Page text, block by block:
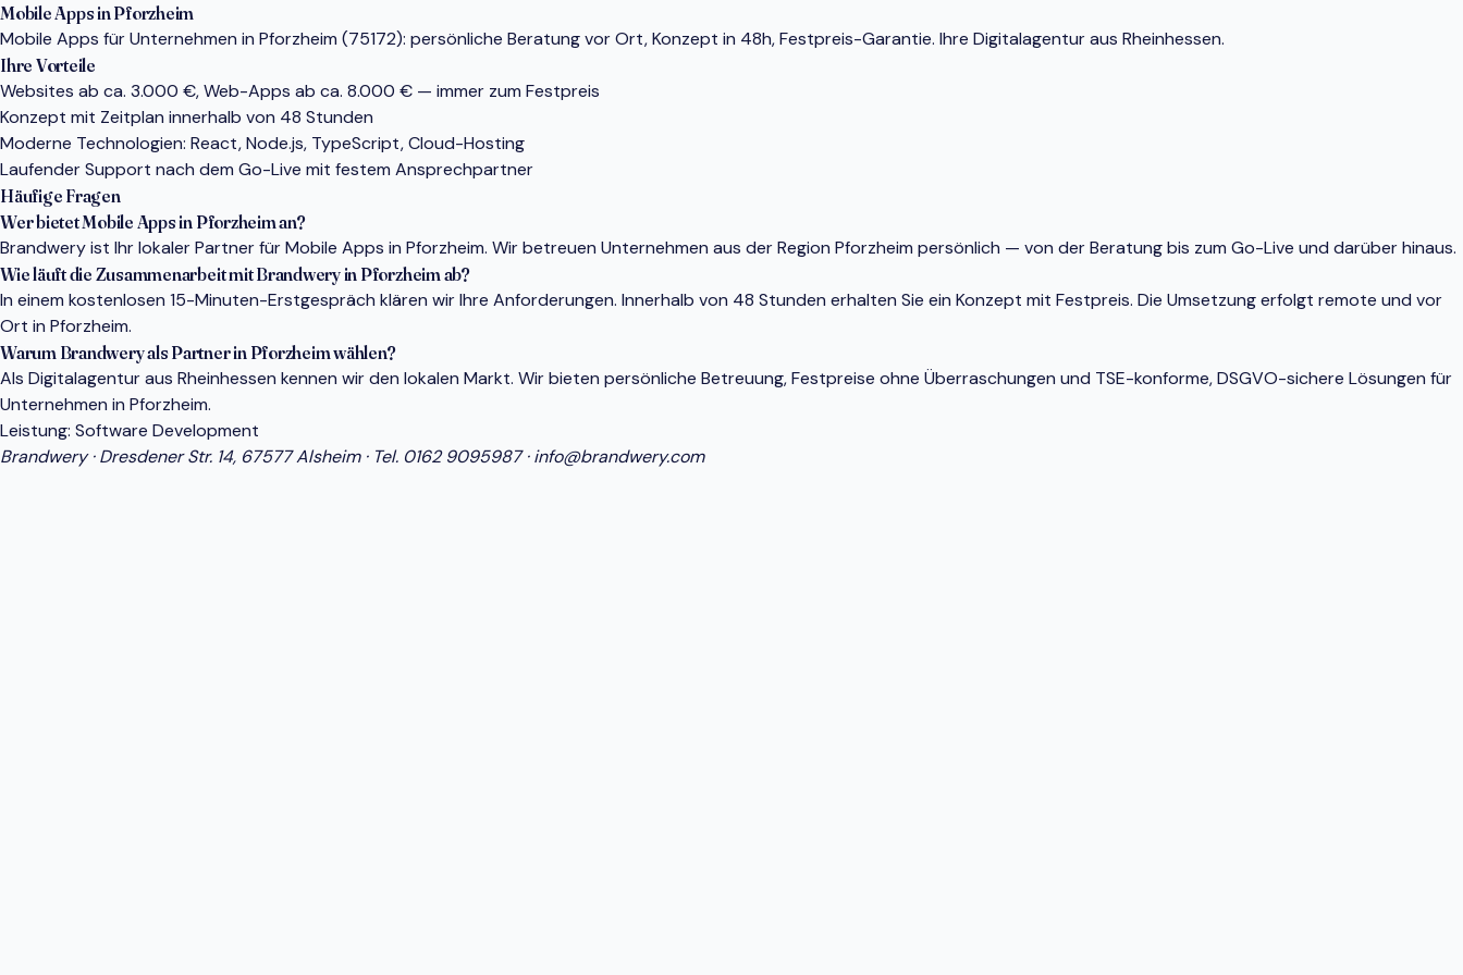
Mobile Apps in Pforzheim
Mobile Apps für Unternehmen in Pforzheim (75172): persönliche Beratung vor Ort, Konzept in 48h, Festpreis-Garantie. Ihre Digitalagentur aus Rheinhessen.
Ihre Vorteile
Websites ab ca. 3.000 €, Web-Apps ab ca. 8.000 € — immer zum Festpreis
Konzept mit Zeitplan innerhalb von 48 Stunden
Moderne Technologien: React, Node.js, TypeScript, Cloud-Hosting
Laufender Support nach dem Go-Live mit festem Ansprechpartner
Häufige Fragen
Wer bietet Mobile Apps in Pforzheim an?
Brandwery ist Ihr lokaler Partner für Mobile Apps in Pforzheim. Wir betreuen Unternehmen aus der Region Pforzheim persönlich — von der Beratung bis zum Go-Live und darüber hinaus.
Wie läuft die Zusammenarbeit mit Brandwery in Pforzheim ab?
In einem kostenlosen 15-Minuten-Erstgespräch klären wir Ihre Anforderungen. Innerhalb von 48 Stunden erhalten Sie ein Konzept mit Festpreis. Die Umsetzung erfolgt remote und vor
Ort in Pforzheim.
Warum Brandwery als Partner in Pforzheim wählen?
Als Digitalagentur aus Rheinhessen kennen wir den lokalen Markt. Wir bieten persönliche Betreuung, Festpreise ohne Überraschungen und TSE-konforme, DSGVO-sichere Lösungen für
Unternehmen in Pforzheim.
Leistung: Software Development
Brandwery · Dresdener Str. 14, 67577 Alsheim · Tel. 0162 9095987·info@brandwery.com